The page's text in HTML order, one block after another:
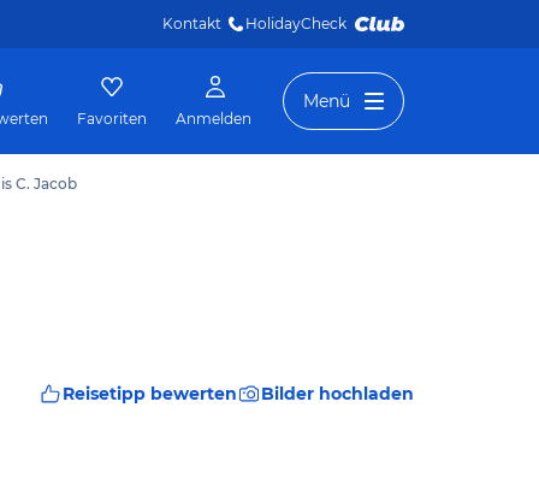
Kontakt HolidayCheck
Favoriten Anmelden
Menü
C. Jacob
Reisetipp bewerten Bilder hochladen